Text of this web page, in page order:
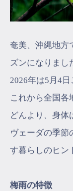
奄美、沖縄地方
ズンになりまし
2026年は5月4日
これから全国各
どんより、身体
ヴェーダの季節
す暮らしのヒン
梅雨の特徴